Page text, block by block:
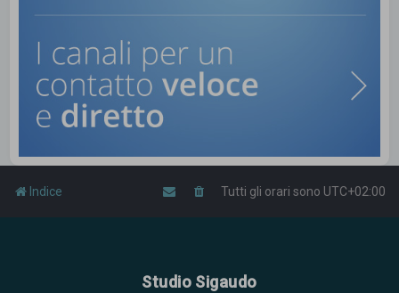
Indice Tutti gli orari sono UTC+02:00
Studio Sigaudo